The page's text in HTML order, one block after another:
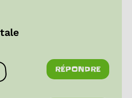
les réactions
RÉPONDRE